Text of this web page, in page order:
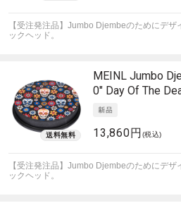
【受注発注品】Jumbo Djembeのためにデ
ックヘッド。
MEINL Jumbo
0" Day Of The
13,860円 (税込)
【受注発注品】Jumbo Djembeのためにデ
ックヘッド。